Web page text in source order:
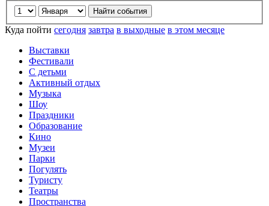
Куда пойти сегодня завтра в выходные в этом месяце
Выставки
Фестивали
С детьми
Активный отдых
Музыка
Шоу
Праздники
Образование
Кино
Музеи
Парки
Погулять
Туристу
Театры
Пространства